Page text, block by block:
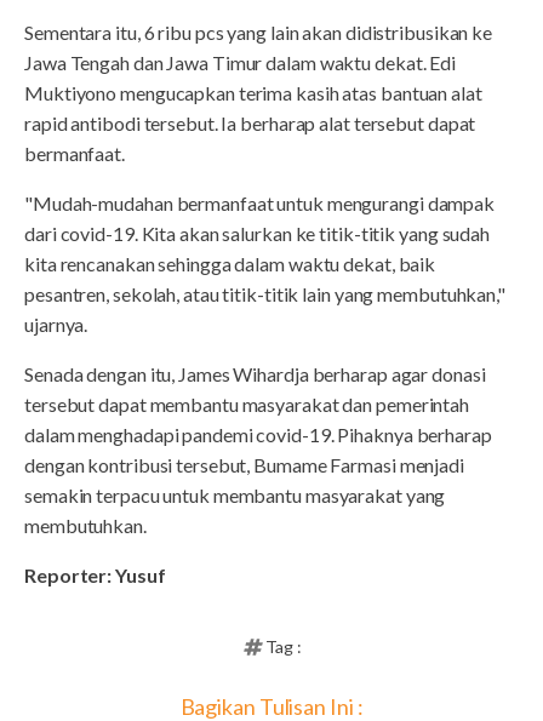
Sementara itu, 6 ribu pcs yang lain akan didistribusikan ke
Jawa Tengah dan Jawa Timur dalam waktu dekat. Edi
Muktiyono mengucapkan terima kasih atas bantuan alat
rapid antibodi tersebut. Ia berharap alat tersebut dapat
bermanfaat.
"Mudah-mudahan bermanfaat untuk mengurangi dampak
dari covid-19. Kita akan salurkan ke titik-titik yang sudah
kita rencanakan sehingga dalam waktu dekat, baik
pesantren, sekolah, atau titik-titik lain yang membutuhkan,"
ujarnya.
Senada dengan itu, James Wihardja berharap agar donasi
tersebut dapat membantu masyarakat dan pemerintah
dalam menghadapi pandemi covid-19. Pihaknya berharap
dengan kontribusi tersebut, Bumame Farmasi menjadi
semakin terpacu untuk membantu masyarakat yang
membutuhkan.
Reporter: Yusuf
Tag :
Bagikan Tulisan Ini :